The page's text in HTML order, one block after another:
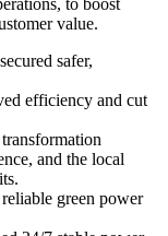
to boost
value.
safer,
efficiency and cut
and the local
green power